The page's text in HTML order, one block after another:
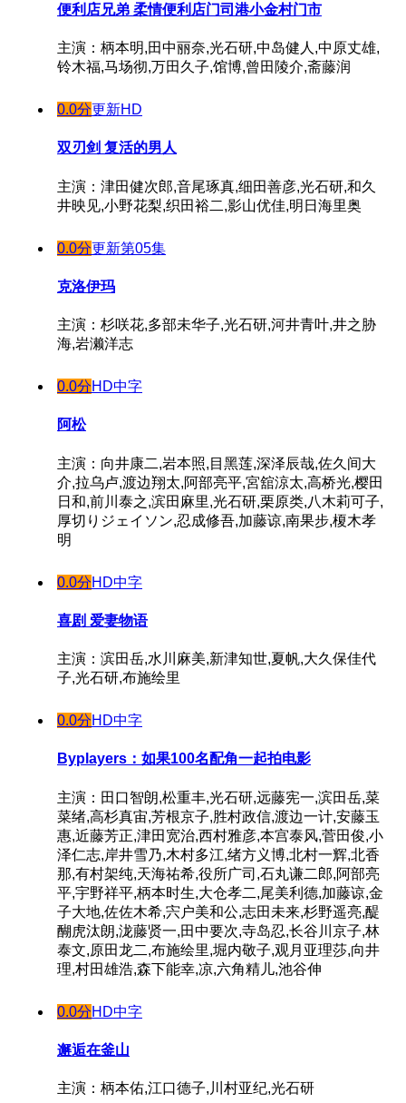
便利店兄弟 柔情便利店门司港小金村门市
主演：柄本明,田中丽奈,光石研,中岛健人,中原丈雄,
铃木福,马场彻,万田久子,馆博,曾田陵介,斋藤润
0.0分更新HD
双刃剑 复活的男人
主演：津田健次郎,音尾琢真,细田善彦,光石研,和久
井映见,小野花梨,织田裕二,影山优佳,明日海里奥
0.0分更新第05集
克洛伊玛
主演：杉咲花,多部未华子,光石研,河井青叶,井之胁
海,岩濑洋志
0.0分HD中字
阿松
主演：向井康二,岩本照,目黑莲,深泽辰哉,佐久间大
介,拉乌卢,渡边翔太,阿部亮平,宮舘涼太,高桥光,樱田
日和,前川泰之,滨田麻里,光石研,栗原类,八木莉可子,
厚切りジェイソン,忍成修吾,加藤谅,南果步,榎木孝
明
0.0分HD中字
喜剧 爱妻物语
主演：滨田岳,水川麻美,新津知世,夏帆,大久保佳代
子,光石研,布施绘里
0.0分HD中字
Byplayers：如果100名配角一起拍电影
主演：田口智朗,松重丰,光石研,远藤宪一,滨田岳,菜
菜绪,高杉真宙,芳根京子,胜村政信,渡边一计,安藤玉
惠,近藤芳正,津田宽治,西村雅彦,本宫泰风,菅田俊,小
泽仁志,岸井雪乃,木村多江,绪方义博,北村一辉,北香
那,有村架纯,天海祐希,役所广司,石丸谦二郎,阿部亮
平,宇野祥平,柄本时生,大仓孝二,尾美利德,加藤谅,金
子大地,佐佐木希,宍户美和公,志田未来,杉野遥亮,醍
醐虎汰朗,泷藤贤一,田中要次,寺岛忍,长谷川京子,林
泰文,原田龙二,布施绘里,堀内敬子,观月亚理莎,向井
理,村田雄浩,森下能幸,凉,六角精儿,池谷伸
0.0分HD中字
邂逅在釜山
主演：柄本佑,江口德子,川村亚纪,光石研